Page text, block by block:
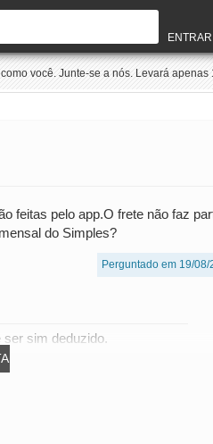
ENTRAR
você. Junte-se a nós. Levará apenas
feitas pelo app.O frete não faz
do Simples?
Perguntado em 19/08/
ser sim deduzido.